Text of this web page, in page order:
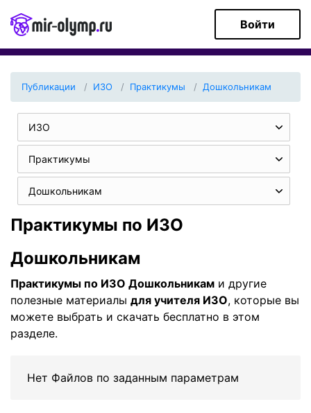
Войти
Публикации ИЗО Практикумы Дошкольникам
ИЗО
Практикумы
Дошкольникам
Практикумы по ИЗО
Дошкольникам
Практикумы по ИЗО Дошкольникам и другие
полезные материалы для учителя ИЗО, которые вы
можете выбрать и скачать бесплатно в этом
разделе.
Нет Файлов по заданным параметрам